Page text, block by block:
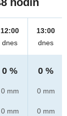
12:00
dnes
0 %
0 mm
0 mm
13:00
dnes
0 %
0 mm
0 mm